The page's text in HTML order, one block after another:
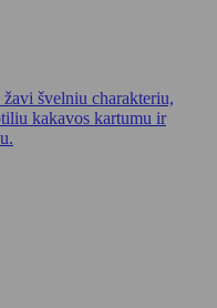
žavi švelniu charakteriu,
kakavos kartumu ir